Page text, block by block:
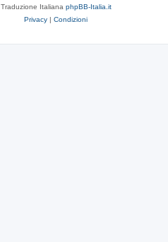
Traduzione Italiana phpBB-Italia.it
Privacy | Condizioni